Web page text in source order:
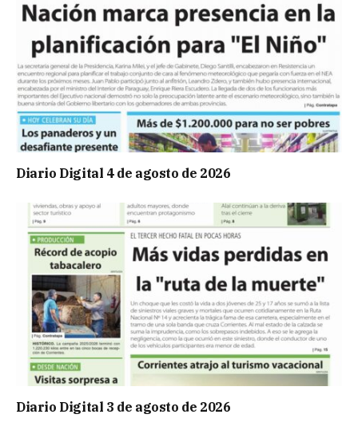
Diario Digital 4 de agosto de 2026
Diario Digital 3 de agosto de 2026